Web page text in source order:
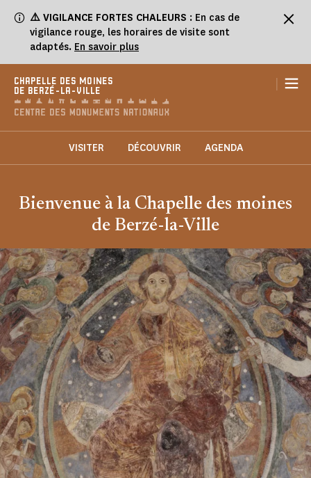
⚠️ VIGILANCE FORTES CHALEURS : En cas de
vigilance rouge, les horaires de visite sont
adaptés. En savoir plus
CHAPELLE DES MOINES
DE BERZÉ-LA-VILLE
|
VISITER DÉCOUVRIR AGENDA
Bienvenue à la Chapelle des moines
de Berzé-la-Ville